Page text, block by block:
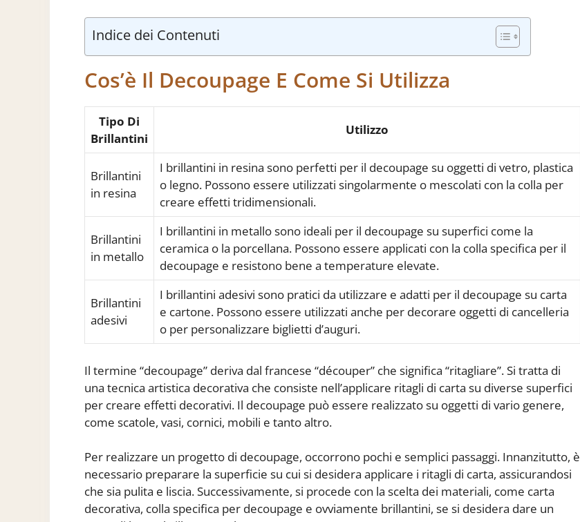
Indice dei Contenuti
Cos’è Il Decoupage E Come Si Utilizza
Tipo Di
Brillantini
Utilizzo
Brillantini
in resina
I brillantini in resina sono perfetti per il decoupage su oggetti di vetro, plastica
o legno. Possono essere utilizzati singolarmente o mescolati con la colla per
creare effetti tridimensionali.
Brillantini
in metallo
I brillantini in metallo sono ideali per il decoupage su superfici come la
ceramica o la porcellana. Possono essere applicati con la colla specifica per il
decoupage e resistono bene a temperature elevate.
Brillantini
adesivi
I brillantini adesivi sono pratici da utilizzare e adatti per il decoupage su carta
e cartone. Possono essere utilizzati anche per decorare oggetti di cancelleria
o per personalizzare biglietti d’auguri.
Il termine “decoupage” deriva dal francese “découper” che significa “ritagliare”. Si tratta di
una tecnica artistica decorativa che consiste nell’applicare ritagli di carta su diverse superfici
per creare effetti decorativi. Il decoupage può essere realizzato su oggetti di vario genere,
come scatole, vasi, cornici, mobili e tanto altro.
Per realizzare un progetto di decoupage, occorrono pochi e semplici passaggi. Innanzitutto, è
necessario preparare la superficie su cui si desidera applicare i ritagli di carta, assicurandosi
che sia pulita e liscia. Successivamente, si procede con la scelta dei materiali, come carta
decorativa, colla specifica per decoupage e ovviamente brillantini, se si desidera dare un